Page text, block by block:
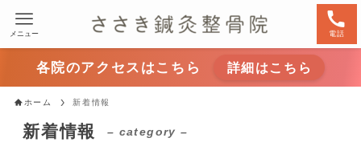
電話
メニュー
各院のアクセスはこちら 詳細はこちら
ホーム 新着情報
新着情報 – category –